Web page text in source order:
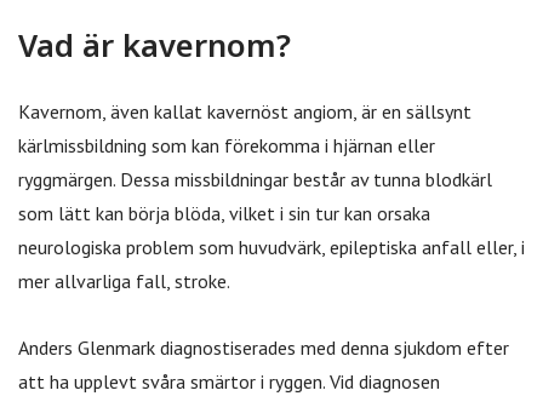
Vad är kavernom?
Kavernom, även kallat kavernöst angiom, är en sällsynt
kärlmissbildning som kan förekomma i hjärnan eller
ryggmärgen. Dessa missbildningar består av tunna blodkärl
som lätt kan börja blöda, vilket i sin tur kan orsaka
neurologiska problem som huvudvärk, epileptiska anfall eller, i
mer allvarliga fall, stroke.
Anders Glenmark diagnostiserades med denna sjukdom efter
att ha upplevt svåra smärtor i ryggen. Vid diagnosen